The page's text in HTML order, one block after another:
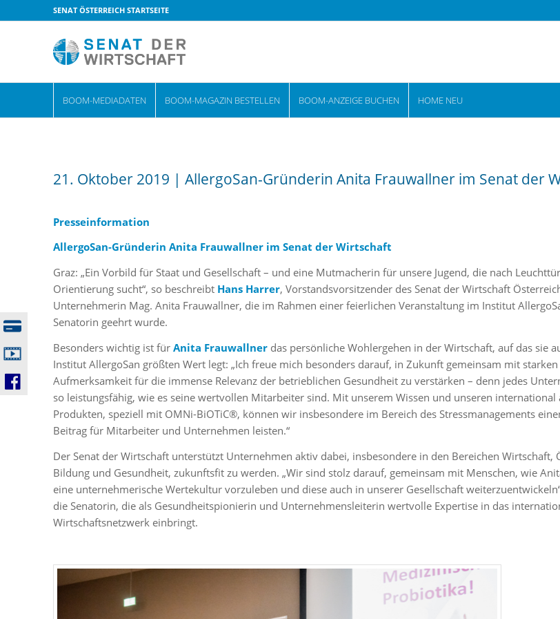
SENAT ÖSTERREICH STARTSEITE
BOOM-MEDIADATEN BOOM-MAGAZIN BESTELLEN BOOM-ANZEIGE BUCHEN HOME NEU
21. Oktober 2019 | AllergoSan-Gründerin Anita Frauwallner im Senat der
Presseinformation
AllergoSan-Gründerin Anita Frauwallner im Senat der Wirtschaft
Graz: „Ein Vorbild für Staat und Gesellschaft – und eine Mutmacherin für unsere Jugend, die nach
Orientierung sucht“, so beschreibt Hans Harrer, Vorstandsvorsitzender des Senat der Wirtschaft
Unternehmerin Mag. Anita Frauwallner, die im Rahmen einer feierlichen Veranstaltung im Institut
Senatorin geehrt wurde.
Besonders wichtig ist für Anita Frauwallnerdas persönliche Wohlergehen in der Wirtschaft, auf das sie
Institut AllergoSan größten Wert legt: „Ich freue mich besonders darauf, in Zukunft gemeinsam mit
Aufmerksamkeit für die immense Relevanz der betrieblichen Gesundheit zu verstärken – denn jedes
so leistungsfähig, wie es seine wertvollen Mitarbeiter sind. Mit unserem Wissen und unseren international
Produkten, speziell mit OMNi-BiOTiC®, können wir insbesondere im Bereich des Stressmanagements
Beitrag für Mitarbeiter und Unternehmen leisten.“
Der Senat der Wirtschaft unterstützt Unternehmen aktiv dabei, insbesondere in den Bereichen Wirtschaft,
Bildung und Gesundheit, zukunftsfit zu werden. „Wir sind stolz darauf, gemeinsam mit Menschen, wie
eine unternehmerische Wertekultur vorzuleben und diese auch in unserer Gesellschaft
die Senatorin, die als Gesundheitspionierin und Unternehmensleiterin wertvolle Expertise in das
Wirtschaftsnetzwerk einbringt.